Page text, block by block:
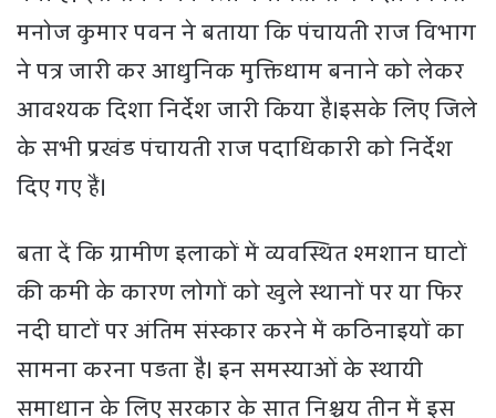
मनोज कुमार पवन ने बताया कि पंचायती राज विभाग
ने पत्र जारी कर आधुनिक मुक्तिधाम बनाने को लेकर
आवश्यक दिशा निर्देश जारी किया है।इसके लिए जिले
के सभी प्रखंड पंचायती राज पदाधिकारी को निर्देश
दिए गए हैं।
बता दें कि ग्रामीण इलाकों में व्यवस्थित श्मशान घाटों
की कमी के कारण लोगों को खुले स्थानों पर या फिर
नदी घाटों पर अंतिम संस्कार करने में कठिनाइयों का
सामना करना पड़ता है। इन समस्याओं के स्थायी
समाधान के लिए सरकार के सात निश्चय तीन में इस